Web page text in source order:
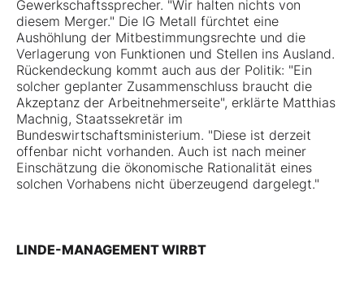
Gewerkschaftssprecher. "Wir halten nichts von
diesem Merger." Die IG Metall fürchtet eine
Aushöhlung der Mitbestimmungsrechte und die
Verlagerung von Funktionen und Stellen ins Ausland.
Rückendeckung kommt auch aus der Politik: "Ein
solcher geplanter Zusammenschluss braucht die
Akzeptanz der Arbeitnehmerseite", erklärte Matthias
Machnig, Staatssekretär im
Bundeswirtschaftsministerium. "Diese ist derzeit
offenbar nicht vorhanden. Auch ist nach meiner
Einschätzung die ökonomische Rationalität eines
solchen Vorhabens nicht überzeugend dargelegt."
LINDE-MANAGEMENT WIRBT